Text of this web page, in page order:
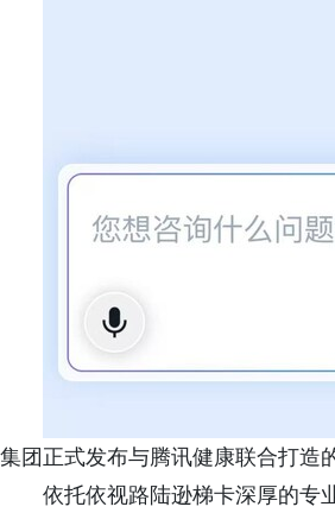
集团正式发布与腾讯健康联合打造
依托依视路陆逊梯卡深厚的专